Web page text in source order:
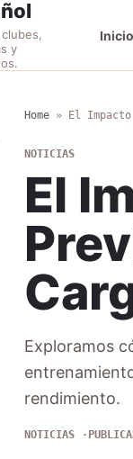
y
Inicio
Home» El
NOTICIAS
El
Exploramos
rendimiento.
NOTICIAS